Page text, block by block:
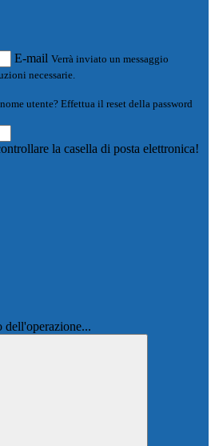
E-mail Verrà inviato un messaggio
necessarie.
utente? Effettua il reset della password
la casella di posta elettronica!
dell'operazione...